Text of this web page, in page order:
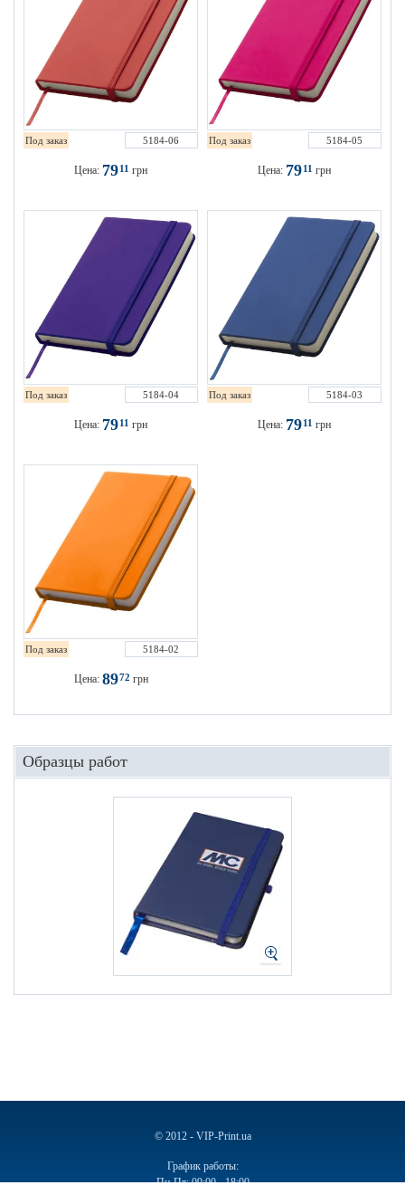
Под заказ 5184-06
Цена: 7911 грн
Под заказ 5184-05
Цена: 7911 грн
Под заказ 5184-04
Цена: 7911 грн
Под заказ 5184-03
Цена: 7911 грн
Под заказ 5184-02
Цена: 8972 грн
Образцы работ
© 2012 - VIP-Print.ua
График работы:
Пн-Пт: 09:00 - 18:00